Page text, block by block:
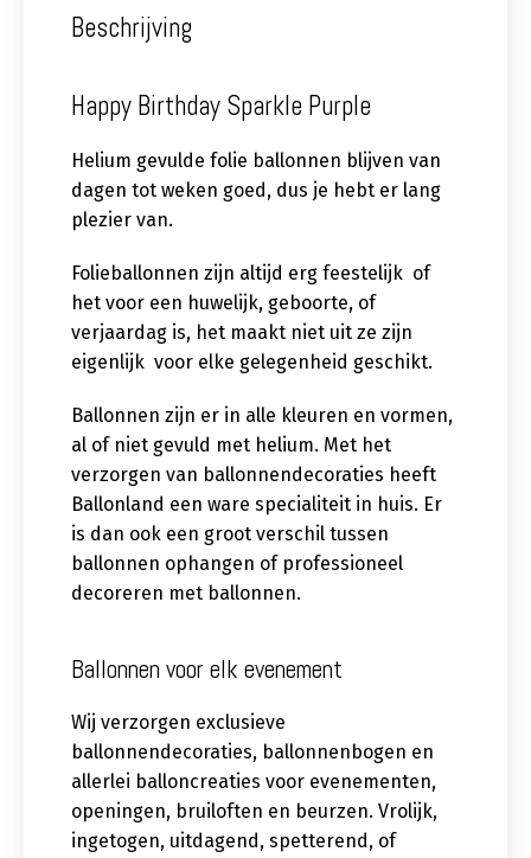
Beschrijving
Happy Birthday Sparkle Purple
Helium gevulde folie ballonnen blijven van
dagen tot weken goed, dus je hebt er lang
plezier van.
Folieballonnen zijn altijd erg feestelijk of
het voor een huwelijk, geboorte, of
verjaardag is, het maakt niet uit ze zijn
eigenlijk voor elke gelegenheid geschikt.
Ballonnen zijn er in alle kleuren en vormen,
al of niet gevuld met helium. Met het
verzorgen van ballonnendecoraties heeft
Ballonland een ware specialiteit in huis. Er
is dan ook een groot verschil tussen
ballonnen ophangen of professioneel
decoreren met ballonnen.
Ballonnen voor elk evenement
Wij verzorgen exclusieve
ballonnendecoraties, ballonnenbogen en
allerlei balloncreaties voor evenementen,
openingen, bruiloften en beurzen. Vrolijk,
ingetogen, uitdagend, spetterend, of